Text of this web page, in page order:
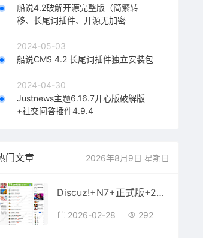
船说4.2破解开源完整版（简繁转
移、长尾词插件、开源无加密
2024-05-03
船说CMS 4.2 长尾词插件独立安装包
2024-04-30
Justnews主题6.16.7开心版破解版
+社交问答插件4.9.4
门文章 2026年8月9日 星期日
Discuz!+N7+正式版+2025.03.15版
2026-02-28 292